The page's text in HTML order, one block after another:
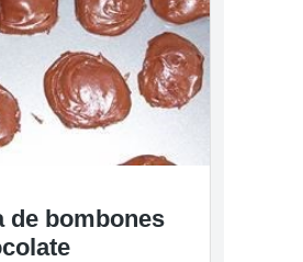
de bombones